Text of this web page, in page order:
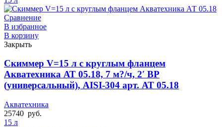
Сравнение
В избранное
В корзину
Закрыть
Скиммер V=15 л с круглым фланцем
Акватехника АТ 05.18, 7 м?/ч, 2′ ВР
(универсальный), AISI-304 арт. АТ 05.18
Акватехника
25740 руб.
15 л